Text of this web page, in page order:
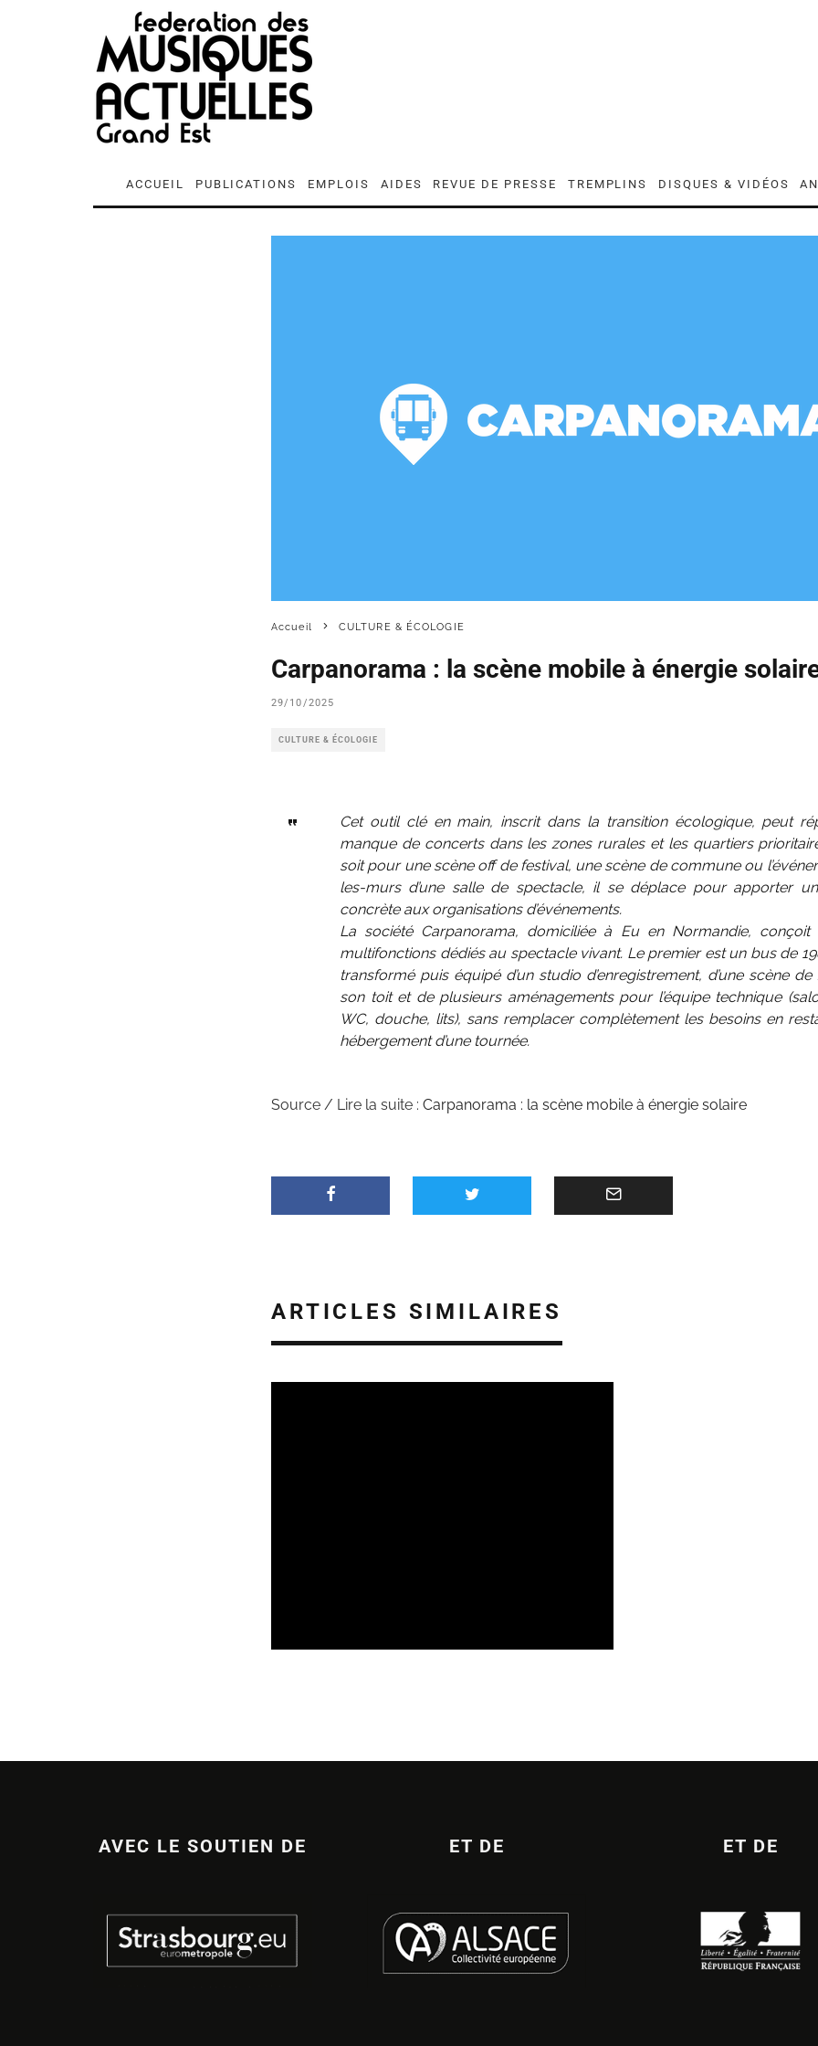
ACCUEIL PUBLICATIONS EMPLOIS AIDES REVUE DE PRESSE TREMPLINS DISQUES & VIDÉOS
Accueil CULTURE & ÉCOLOGIE
Carpanorama : la scène mobile à énergie
29/10/2025
CULTURE & ÉCOLOGIE
Cet outil clé en main, inscrit dans la transition écologique, peut
manque de concerts dans les zones rurales et les quartiers
soit pour une scène off de festival, une scène de commune ou
les-murs d’une salle de spectacle, il se déplace pour apporter
concrète aux organisations d’événements.
La société Carpanorama, domiciliée à Eu en Normandie, conçoit
multifonctions dédiés au spectacle vivant. Le premier est un bus de
transformé puis équipé d’un studio d’enregistrement, d’une scène
son toit et de plusieurs aménagements pour l’équipe technique
WC, douche, lits), sans remplacer complètement les besoins en
hébergement d’une tournée.
Source / Lire la suite : Carpanorama : la scène mobile à énergie solaire
ARTICLES SIMILAIRES
AVEC LE SOUTIEN DE ET DE ET DE